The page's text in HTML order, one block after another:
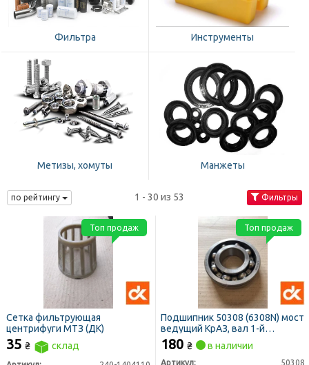
Фильтра Инструменты
Метизы, хомуты Манжеты
по рейтингу 1 - 30 из 53 Фильтры
Сетка фильтрующая
центрифуги МТЗ (ДК)
35 ₴ склад
Топ продаж
Подшипник 50308 (6308N) мост
ведущий КрАЗ, вал 1-й
передачи КПП, ВОМ МТЗ <ДК>
180 ₴ в наличии
Артикул:
50308
Топ продаж